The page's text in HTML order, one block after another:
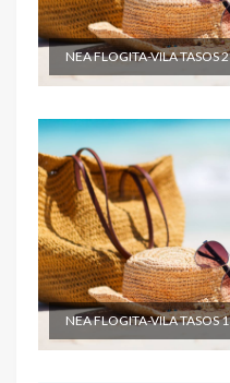
NEA FLOGITA-VILA TASOS 2
NEA FLOGITA-VILA TASOS 1